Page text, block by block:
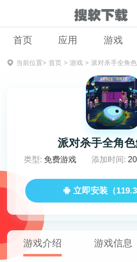
首页 应用 游戏
当前位置> 首页> 游戏> 派对杀手全角
派对杀手全角
类型: 免费游戏 添加时间:
立即安装（
游戏介绍 游戏信息